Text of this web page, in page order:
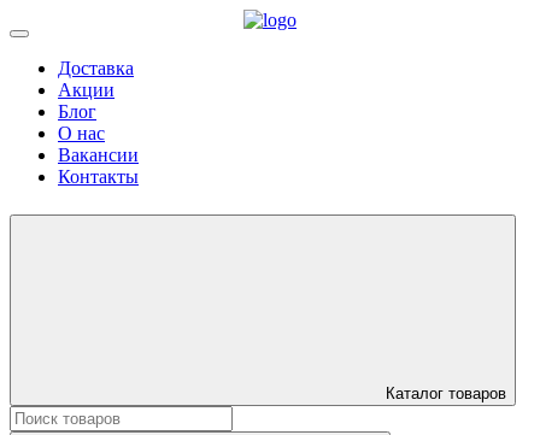
Доставка
Акции
Блог
О нас
Вакансии
Контакты
Каталог товаров
Искать: